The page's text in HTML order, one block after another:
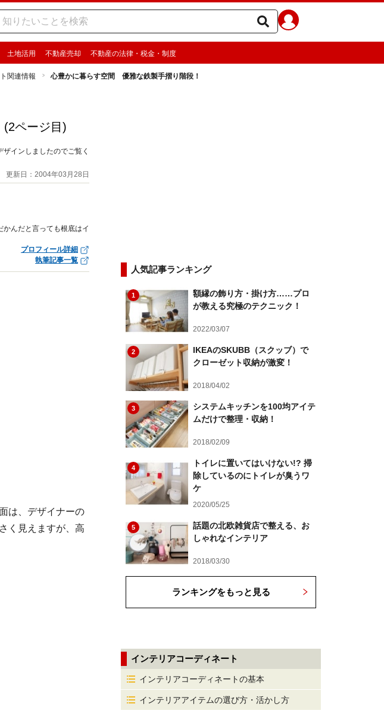
土地活用 不動産売却 不動産の法律・税金・制度
関連情報 心豊かに暮らす空間 優雅な鉄製手摺り階段！
(2ページ目)
インしましたのでご覧く
更新日：2004年03月28日
んだと言っても根底はイ
プロフィール詳細
執筆記事一覧
は、デザイナーの
く見えますが、高
人気記事ランキング
1
額縁の飾り方・掛け方……プロ
が教える究極のテクニック！
2022/03/07
2
IKEAのSKUBB（スクッブ）で
クローゼット収納が激変！
2018/04/02
3
システムキッチンを100均アイテ
ムだけで整理・収納！
2018/02/09
4
トイレに置いてはいけない!? 掃
除しているのにトイレが臭うワ
ケ
2020/05/25
5
話題の北欧雑貨店で整える、お
しゃれなインテリア
2018/03/30
ランキングをもっと見る
インテリアコーディネート
インテリアコーディネートの基本
インテリアアイテムの選び方・活かし方